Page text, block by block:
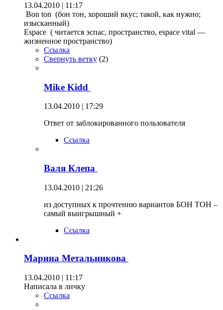
13.04.2010 | 11:17
Bon ton (бон тон, хороший вкус; такой, как нужно;
изысканный)
Espace ( читается эспас, пространство, espace vital —
жизненное пространство)
Ссылка
Свернуть ветку (2)
Mike Kidd
13.04.2010 | 17:29
Ответ от заблокированного пользователя
Ссылка
Валя Клепа
13.04.2010 | 21:26
из доступных к прочтению вариантов БОН ТОН –
самый выигрышный +
Ссылка
Марина Метальникова
13.04.2010 | 11:17
Написала в личку
Ссылка